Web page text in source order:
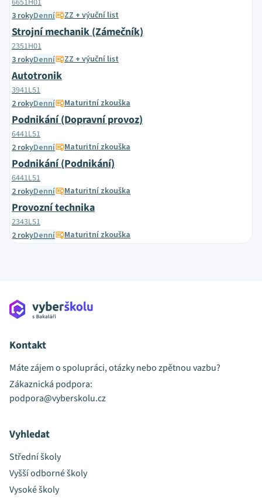
6651H01
3 rokyDenní ZZ + výuční list
Strojní mechanik (Zámečník)
2351H01
3 rokyDenní ZZ + výuční list
Autotronik
3941L51
2 rokyDenní Maturitní zkouška
Podnikání (Dopravní provoz)
6441L51
2 rokyDenní Maturitní zkouška
Podnikání (Podnikání)
6441L51
2 rokyDenní Maturitní zkouška
Provozní technika
2343L51
2 rokyDenní Maturitní zkouška
Kontakt
Máte zájem o spolupráci, otázky nebo zpětnou vazbu?
Zákaznická podpora:
podpora@vyberskolu.cz
Vyhledat
Střední školy
Vyšší odborné školy
Vysoké školy